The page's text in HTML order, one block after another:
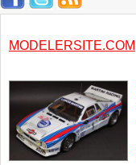
MODELERSITE.COM